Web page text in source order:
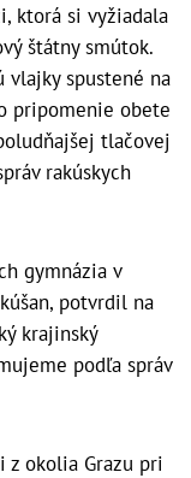
ktorá si vyžiadala
štátny smútok.
vlajky spustené na
pripomenie obete
tlačovej
rakúskych
gymnázia v
potvrdil na
krajinský
podľa správ
z okolia Grazu pri